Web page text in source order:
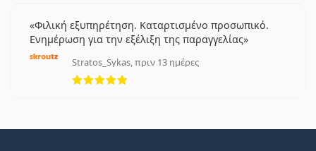
Φιλική εξυπηρέτηση. Καταρτισμένο προσωπικό.
Ενημέρωση για την εξέλιξη της παραγγελίας
Stratos_Sykas, πριν 13 ημέρες
5 αξιολογήσεις από 5